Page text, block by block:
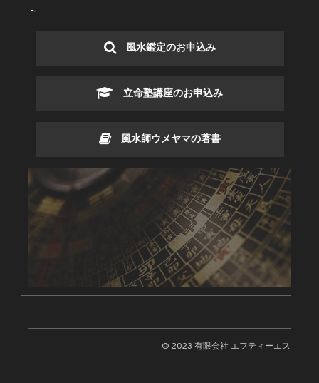
～
風水鑑定のお申込み
立命塾講座のお申込み
風水師ウメヤマの著書
© 2023 有限会社 エフティーエス